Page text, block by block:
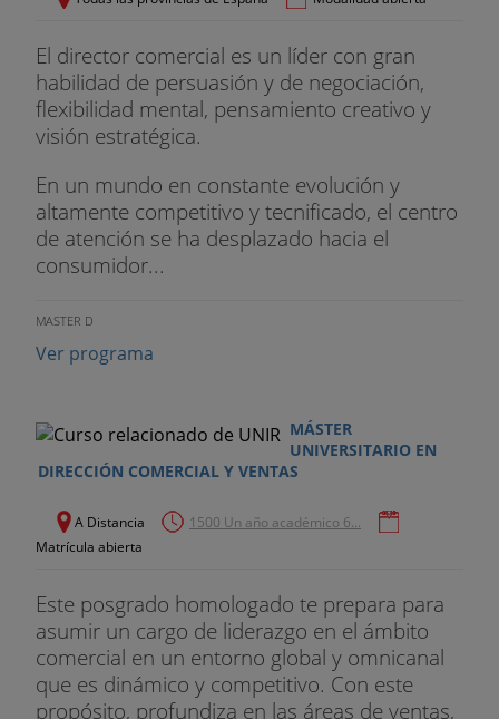
El director comercial es un líder con gran
habilidad de persuasión y de negociación,
flexibilidad mental, pensamiento creativo y
visión estratégica.
En un mundo en constante evolución y
altamente competitivo y tecnificado, el centro
de atención se ha desplazado hacia el
consumidor...
MASTER D
Ver programa
MÁSTER
UNIVERSITARIO EN
DIRECCIÓN COMERCIAL Y VENTAS
A Distancia
1500 Un año académico 6...
Matrícula abierta
Este posgrado homologado te prepara para
asumir un cargo de liderazgo en el ámbito
comercial en un entorno global y omnicanal
que es dinámico y competitivo. Con este
propósito, profundiza en las áreas de ventas,